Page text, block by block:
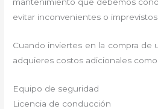
mantenimiento que debemos
evitar inconvenientes o
Cuando inviertes en la compra de
adquieres costos adicionales
Equipo de seguridad
Licencia de conducción